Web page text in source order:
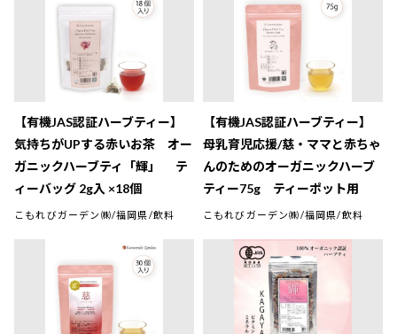
【有機JAS認証ハーブティー】
気持ちがUPする赤いお茶 オー
ガニックハーブティ「輝」 テ
ィーバッグ 2g入 ×18個
こもれびガーデン㈱/福岡県/飲料
【有機JAS認証ハーブティー】
母乳育児応援/慈・ママと赤ちゃ
んのためのオーガニックハーブ
ティー75g ティーポット用
こもれびガーデン㈱/福岡県/飲料